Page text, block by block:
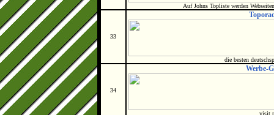
Auf Johns Topliste werden
33
die besten
34
Werbe-
visit